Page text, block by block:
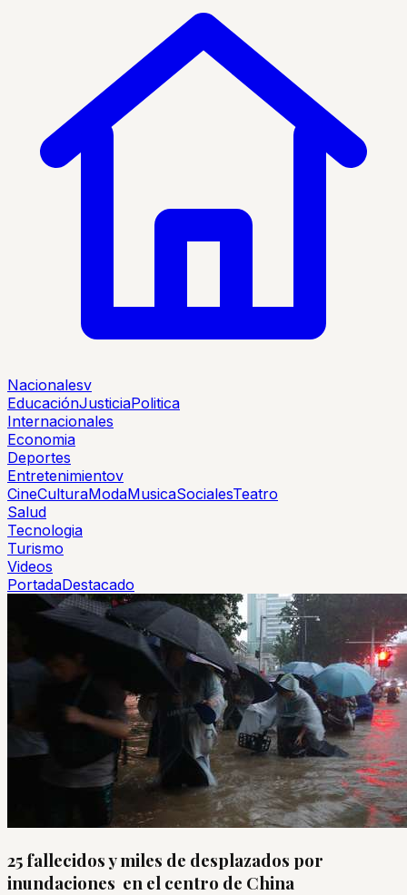
Nacionalesv
EducaciónJusticiaPolitica
Internacionales
Economia
Deportes
Entretenimientov
CineCulturaModaMusicaSocialesTeatro
Salud
Tecnologia
Turismo
Videos
PortadaDestacado
25 fallecidos y miles de desplazados por
inundaciones en el centro de China